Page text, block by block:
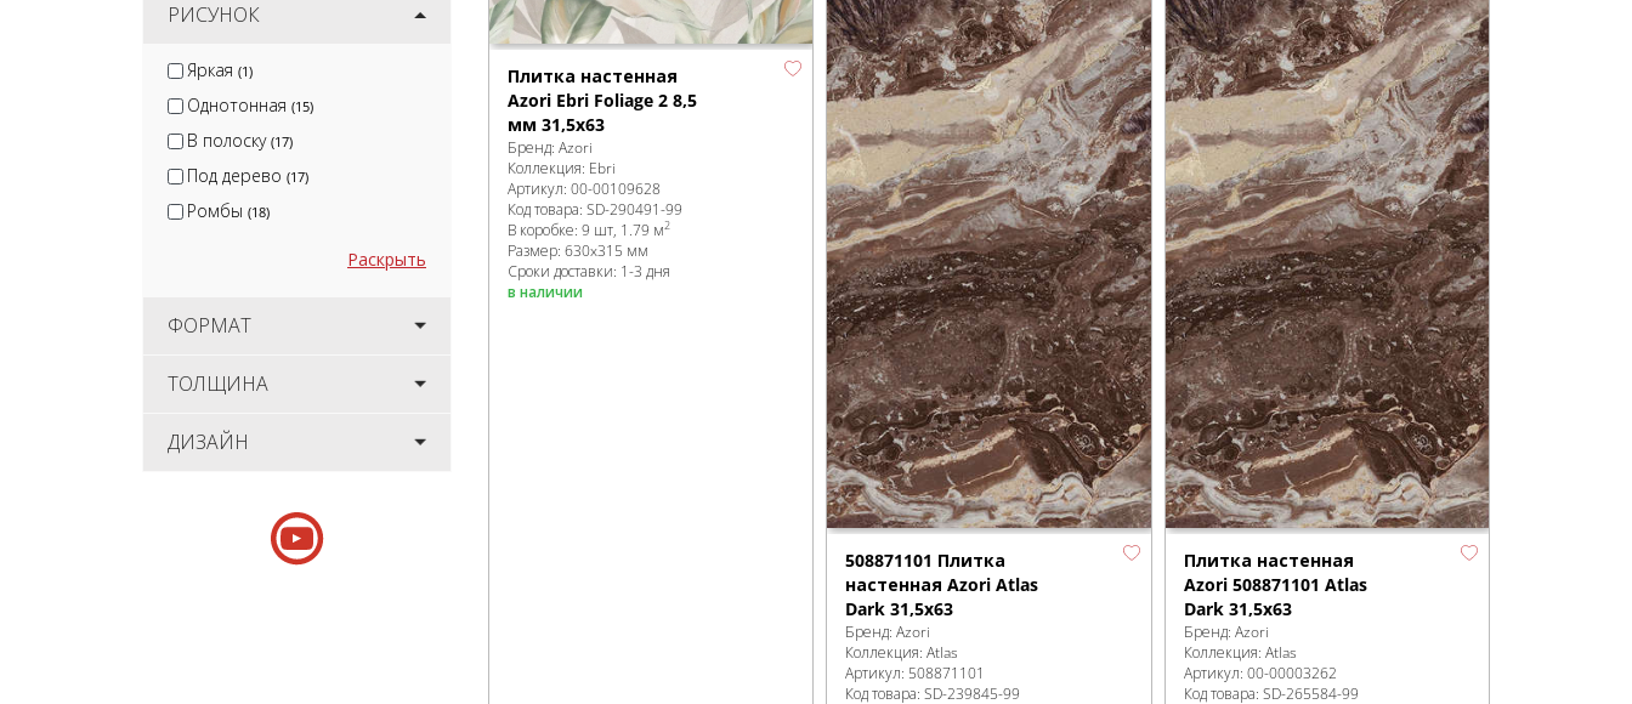
РИСУНОК
Яркая (1)
Однотонная (15)
В полоску (17)
Под дерево (17)
Ромбы (18)
Раскрыть
ФОРМАТ
ТОЛЩИНА
ДИЗАЙН
Плитка настенная
Azori Ebri Foliage 2 8,5
мм 31,5x63
Бренд: Azori
Коллекция: Ebri
Артикул: 00-00109628
Код товара: SD-290491-99
В коробке: 9 шт, 1.79 м2
Размер: 630x315 мм
Сроки доставки: 1-3 дня
в наличии
508871101 Плитка
настенная Azori Atlas
Dark 31,5x63
Бренд:Azori
Коллекция:Atlas
Артикул: 508871101
Код товара:SD-239845-99
Плитка настенная
Azori 508871101 Atlas
Dark 31,5x63
Бренд: Azori
Коллекция: Atlas
Артикул: 00-00003262
Код товара: SD-265584-99